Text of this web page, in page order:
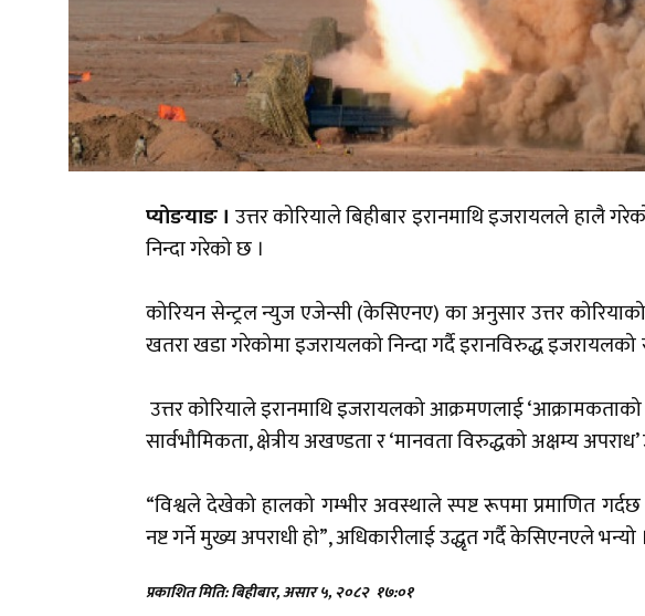
प्योङयाङ । उत्तर कोरियाले बिहीबार इरानमाथि इजरायलले हालै
निन्दा गरेको छ ।
कोरियन सेन्ट्रल न्युज एजेन्सी (केसिएनए) का अनुसार उत्तर
खतरा खडा गरेकोमा इजरायलको निन्दा गर्दै इरानविरुद्ध
उत्तर कोरियाले इरानमाथि इजरायलको आक्रमणलाई ‘आक्रामकताको
सार्वभौमिकता, क्षेत्रीय अखण्डता र ‘मानवता विरुद्धको अक्षम्य
“विश्वले देखेको हालको गम्भीर अवस्थाले स्पष्ट रूपमा प्रमाणित गर्दछ
नष्ट गर्ने मुख्य अपराधी हो”, अधिकारीलाई उद्धृत गर्दै केसिएनएले
प्रकाशित मिति: बिहीबार, असार ५, २०८२ १७:०१